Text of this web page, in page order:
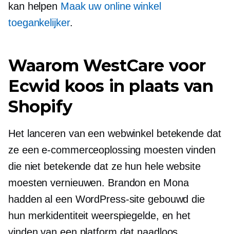
kan helpen Maak uw online winkel
toegankelijker.
Waarom WestCare voor
Ecwid koos in plaats van
Shopify
Het lanceren van een webwinkel betekende dat
ze een e-commerceoplossing moesten vinden
die niet betekende dat ze hun hele website
moesten vernieuwen. Brandon en Mona
hadden al een WordPress-site gebouwd die
hun merkidentiteit weerspiegelde, en het